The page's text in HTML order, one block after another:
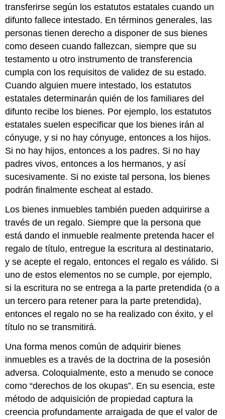
transferirse según los estatutos estatales cuando un
difunto fallece intestado. En términos generales, las
personas tienen derecho a disponer de sus bienes
como deseen cuando fallezcan, siempre que su
testamento u otro instrumento de transferencia
cumpla con los requisitos de validez de su estado.
Cuando alguien muere intestado, los estatutos
estatales determinarán quién de los familiares del
difunto recibe los bienes. Por ejemplo, los estatutos
estatales suelen especificar que los bienes irán al
cónyuge, y si no hay cónyuge, entonces a los hijos.
Si no hay hijos, entonces a los padres. Si no hay
padres vivos, entonces a los hermanos, y así
sucesivamente. Si no existe tal persona, los bienes
podrán finalmente escheat al estado.
Los bienes inmuebles también pueden adquirirse a
través de un regalo. Siempre que la persona que
está dando el inmueble realmente pretenda hacer el
regalo de título, entregue la escritura al destinatario,
y se acepte el regalo, entonces el regalo es válido. Si
uno de estos elementos no se cumple, por ejemplo,
si la escritura no se entrega a la parte pretendida (o a
un tercero para retener para la parte pretendida),
entonces el regalo no se ha realizado con éxito, y el
título no se transmitirá.
Una forma menos común de adquirir bienes
inmuebles es a través de la doctrina de la posesión
adversa. Coloquialmente, esto a menudo se conoce
como “derechos de los okupas”. En su esencia, este
método de adquisición de propiedad captura la
creencia profundamente arraigada de que el valor de